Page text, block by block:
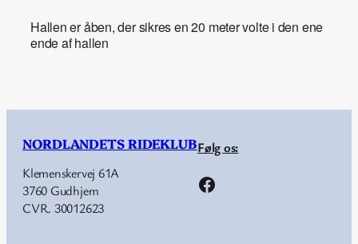
Hallen er åben, der sikres en 20 meter volte i den ene
ende af hallen
NORDLANDETS RIDEKLUB
Klemenskervej 61A
3760 Gudhjem
CVR. 30012623
Følg os:
Facebook